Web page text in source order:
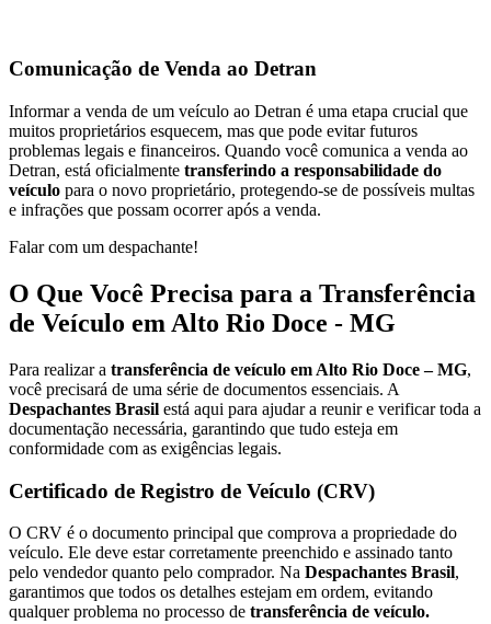
Comunicação de Venda ao Detran
Informar a venda de um veículo ao Detran é uma etapa crucial que
muitos proprietários esquecem, mas que pode evitar futuros
problemas legais e financeiros. Quando você comunica a venda ao
Detran, está oficialmente transferindo a responsabilidade do
veículo para o novo proprietário, protegendo-se de possíveis multas
e infrações que possam ocorrer após a venda.
Falar com um despachante!
O Que Você Precisa para a Transferência
de Veículo em Alto Rio Doce - MG
Para realizar a transferência de veículo em Alto Rio Doce – MG,
você precisará de uma série de documentos essenciais. A
Despachantes Brasil está aqui para ajudar a reunir e verificar toda a
documentação necessária, garantindo que tudo esteja em
conformidade com as exigências legais.
Certificado de Registro de Veículo (CRV)
O CRV é o documento principal que comprova a propriedade do
veículo. Ele deve estar corretamente preenchido e assinado tanto
pelo vendedor quanto pelo comprador. Na Despachantes Brasil,
garantimos que todos os detalhes estejam em ordem, evitando
qualquer problema no processo de transferência de veículo.